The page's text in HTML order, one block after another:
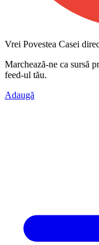
Vrei Povestea Casei
Marchează-ne ca sursă
feed-ul tău.
Adaugă